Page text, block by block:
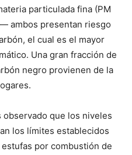
particulada fina (PM
ambos presentan riesgo
el cual es el mayor
Una gran fracción de
negro provienen de la
observado que los niveles
los límites establecidos
por combustión de